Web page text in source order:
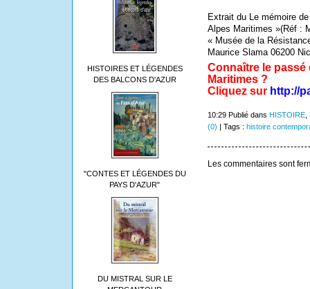
HISTOIRES ET LÉGENDES
DES BALCONS D'AZUR
"CONTES ET LÉGENDES DU
PAYS D'AZUR"
DU MISTRAL SUR LE
Extrait du Le mémoire
Alpes Maritimes »(Réf :
« Musée de la
Maurice Slama 06200
Connaître le passé
Maritimes ?
Cliquez sur http://
10:29 Publié dans HISTOIRE,
(0) | Tags : histoire
Les commentaires sont